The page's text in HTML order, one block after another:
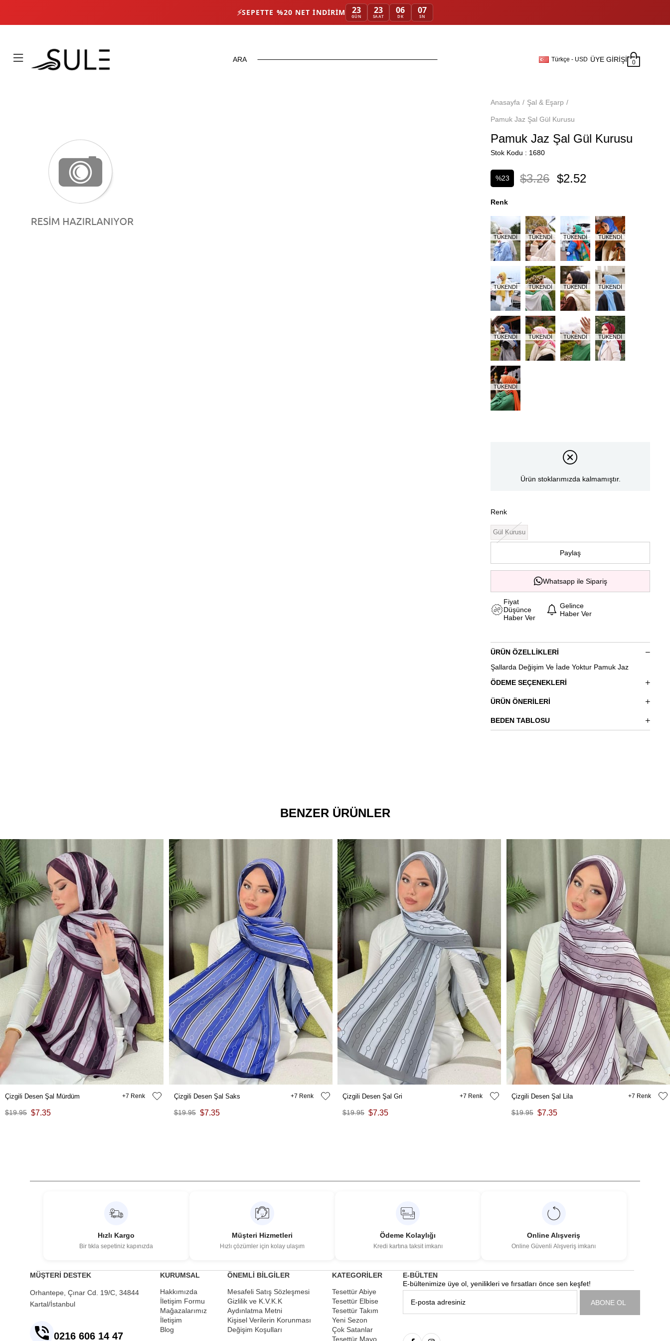
⚡SEPETTE %20 NET İNDIRIM 23
GÜN
23
SAAT
06
DK
06
SN
Türkçe - USD ÜYE GIRIŞI 0
Anasayfa Şal & Eşarp
Pamuk Jaz Şal Gül Kurusu
Pamuk Jaz Şal Gül Kurusu
Stok Kodu 1680
%23 $3.26 $2.52
Renk
TÜKENDI TÜKENDI TÜKENDI TÜKENDI
TÜKENDI TÜKENDI TÜKENDI TÜKENDI
TÜKENDI TÜKENDI TÜKENDI TÜKENDI
TÜKENDI
Ürün stoklarımızda kalmamıştır.
Renk
Gül Kurusu
Paylaş
Whatsapp ile Sipariş
Fiyat
Düşünce
Haber Ver
Gelince
Haber Ver
ÜRÜN ÖZELLIKLERI
Şallarda Değişim Ve İade Yoktur Pamuk Jaz
ÖDEME SEÇENEKLERI
ÜRÜN ÖNERILERI
BEDEN TABLOSU
BENZER ÜRÜNLER
Çizgili Desen Şal Mürdüm
$7.35
$19.95
7 Çizgili Desen Şal Saks
$7.35
$19.95
7 Çizgili Desen Şal Gri
$7.35
$19.95
7 Çizgili Desen Şal Lila
$7.35
$19.95
7
Hızlı Kargo
Bir tıkla sepetiniz kapınızda
Müşteri Hizmetleri
Hızlı çözümler için kolay ulaşım
Ödeme Kolaylığı
Kredi kartına taksit imkanı
Online Alışveriş
Online Güvenli Alışveriş imkanı
MÜŞTERİ DESTEK
Orhantepe, Çınar Cd. 19/C, 34844
Kartal/İstanbul
0216 606 14 47
KURUMSAL
Hakkımızda
İletişim Formu
Mağazalarımız
İletişim
Blog
ÖNEMLİ BİLGİLER
Mesafeli Satış Sözleşmesi
Gizlilik ve K.V.K.K
Aydınlatma Metni
Kişisel Verilerin Korunması
Değişim Koşulları
KATEGORİLER
Tesettür Abiye
Tesettür Elbise
Tesettür Takım
Yeni Sezon
Çok Satanlar
Tesettür Mayo
E-BÜLTEN
E-bültenimize üye ol, yenilikleri ve fırsatları önce sen keşfet!
ABONE OL